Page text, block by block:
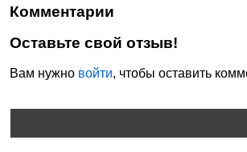
Комментарии
Оставьте свой отзыв!
Вам нужно войти, чтобы оставить